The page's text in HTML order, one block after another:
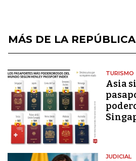
MÁS DE LA REPÚBLICA
TURISMO
Asia
JUDICIAL